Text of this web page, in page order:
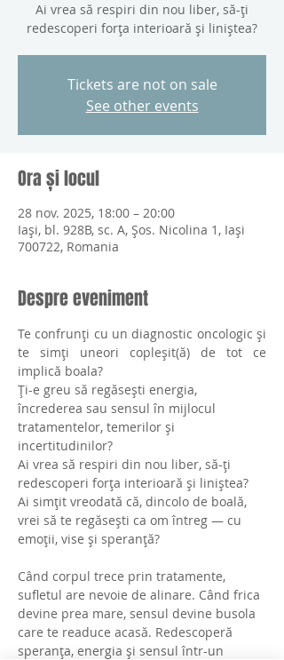
Ai vrea să respiri din nou liber, să-ți
redescoperi forța interioară și liniștea?
Tickets are not on sale
See other events
Ora și locul
28 nov. 2025, 18:00 – 20:00
Iași, bl. 928B, sc. A, Șos. Nicolina 1, Iași
700722, Romania
Despre eveniment
Te confrunți cu un diagnostic oncologic și
te simți uneori copleșit(ă) de tot ce
implică boala?
Ți-e greu să regăsești energia,
încrederea sau sensul în mijlocul
tratamentelor, temerilor și
incertitudinilor?
Ai vrea să respiri din nou liber, să-ți
redescoperi forța interioară și liniștea?
Ai simțit vreodată că, dincolo de boală,
vrei să te regăsești ca om întreg — cu
emoții, vise și speranță?
Când corpul trece prin tratamente,
sufletul are nevoie de alinare. Când frica
devine prea mare, sensul devine busola
care te readuce acasă. Redescoperă
speranța, energia și sensul într-un